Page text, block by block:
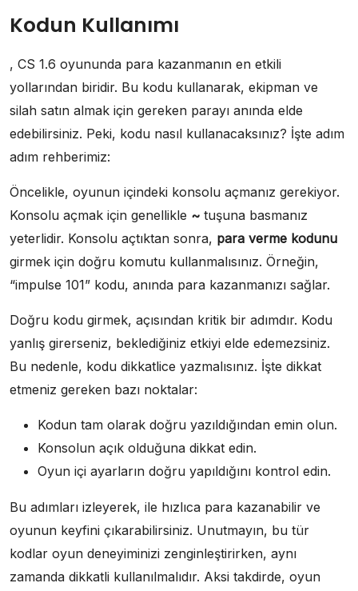
Kodun Kullanımı
, CS 1.6 oyununda para kazanmanın en etkili
yollarından biridir. Bu kodu kullanarak, ekipman ve
silah satın almak için gereken parayı anında elde
edebilirsiniz. Peki, kodu nasıl kullanacaksınız? İşte adım
adım rehberimiz:
Öncelikle, oyunun içindeki konsolu açmanız gerekiyor.
Konsolu açmak için genellikle ~ tuşuna basmanız
yeterlidir. Konsolu açtıktan sonra, para verme kodunu
girmek için doğru komutu kullanmalısınız. Örneğin,
“impulse 101” kodu, anında para kazanmanızı sağlar.
Doğru kodu girmek, açısından kritik bir adımdır. Kodu
yanlış girerseniz, beklediğiniz etkiyi elde edemezsiniz.
Bu nedenle, kodu dikkatlice yazmalısınız. İşte dikkat
etmeniz gereken bazı noktalar:
Kodun tam olarak doğru yazıldığından emin olun.
Konsolun açık olduğuna dikkat edin.
Oyun içi ayarların doğru yapıldığını kontrol edin.
Bu adımları izleyerek, ile hızlıca para kazanabilir ve
oyunun keyfini çıkarabilirsiniz. Unutmayın, bu tür
kodlar oyun deneyiminizi zenginleştirirken, aynı
zamanda dikkatli kullanılmalıdır. Aksi takdirde, oyun